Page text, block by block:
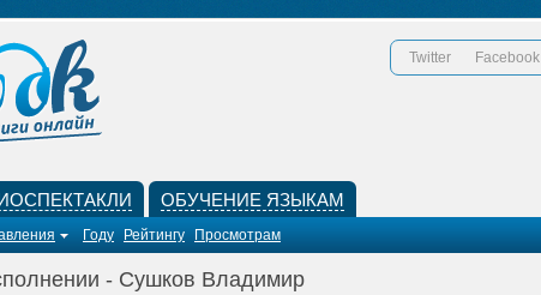
Twitter Facebook
ОБУЧЕНИЕ ЯЗЫКАМ
Году Рейтингу Просмотрам
- Сушков Владимир